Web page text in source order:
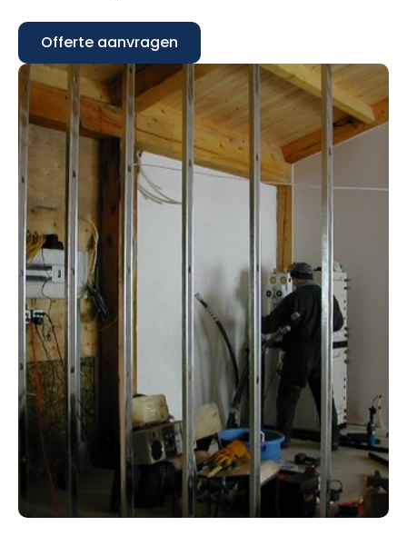
Offerte aanvragen